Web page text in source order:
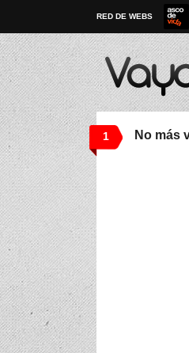
RED DE WEBS
1 No más